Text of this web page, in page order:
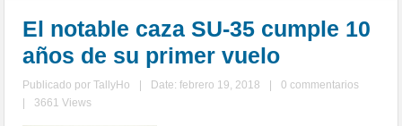
El notable caza SU-35 cumple 10
años de su primer vuelo
Publicado porTallyHo Date: febrero 19, 2018
0 commentarios
3661 Views